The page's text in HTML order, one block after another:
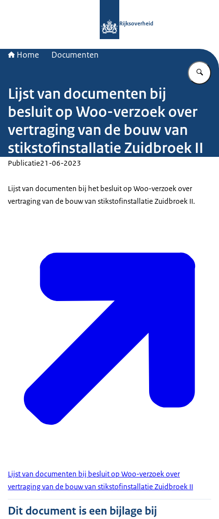
Rijksoverheid
Home Documenten
Lijst van documenten bij
besluit op Woo-verzoek over
vertraging van de bouw van
stikstofinstallatie Zuidbroek II
Publicatie21-06-2023
Lijst van documenten bij het besluit op Woo-verzoek over
vertraging van de bouw van stikstofinstallatie Zuidbroek II.
Lijst van documenten bij besluit op Woo-verzoek over
vertraging van de bouw van stikstofinstallatie Zuidbroek II
Dit document is een bijlage bij